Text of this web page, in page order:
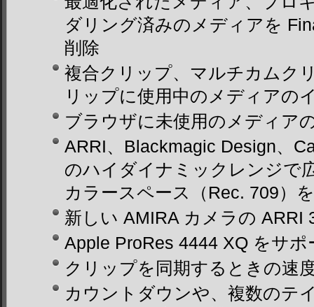
ダリング済みのメディアを
削除
複合クリップ、マルチカムク
リップに使用中のメディアの
ブラウザに未使用のメディア
ARRI、Blackmagic Design、
のハイダイナミックレンジで
カラースペース（Rec. 709）
新しい AMIRA カメラの ARRI
Apple ProRes 4444 XQ をサポ
クリップを同期するときの速
カウントダウンや、複数のテ